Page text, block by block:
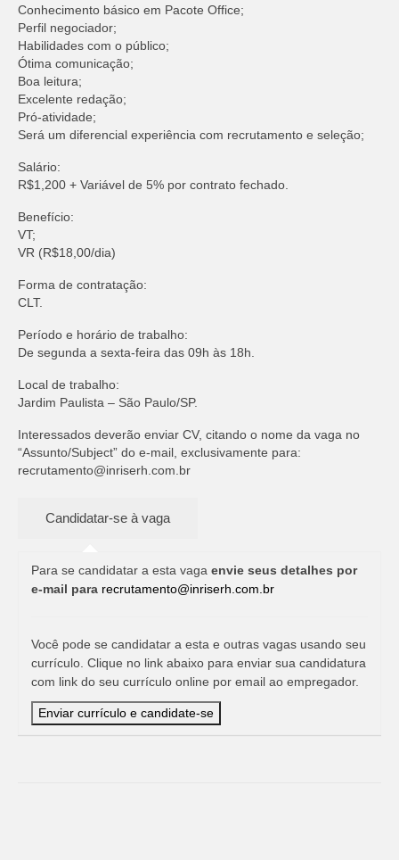
Conhecimento básico em Pacote Office;
Perfil negociador;
Habilidades com o público;
Ótima comunicação;
Boa leitura;
Excelente redação;
Pró-atividade;
Será um diferencial experiência com recrutamento e seleção;
Salário:
R$1,200 + Variável de 5% por contrato fechado.
Benefício:
VT;
VR (R$18,00/dia)
Forma de contratação:
CLT.
Período e horário de trabalho:
De segunda a sexta-feira das 09h às 18h.
Local de trabalho:
Jardim Paulista – São Paulo/SP.
Interessados deverão enviar CV, citando o nome da vaga no
“Assunto/Subject” do e-mail, exclusivamente para:
recrutamento@inriserh.com.br
Para se candidatar a esta vaga envie seus detalhes por
e-mail para recrutamento@inriserh.com.br
Você pode se candidatar a esta e outras vagas usando seu
currículo. Clique no link abaixo para enviar sua candidatura
com link do seu currículo online por email ao empregador.